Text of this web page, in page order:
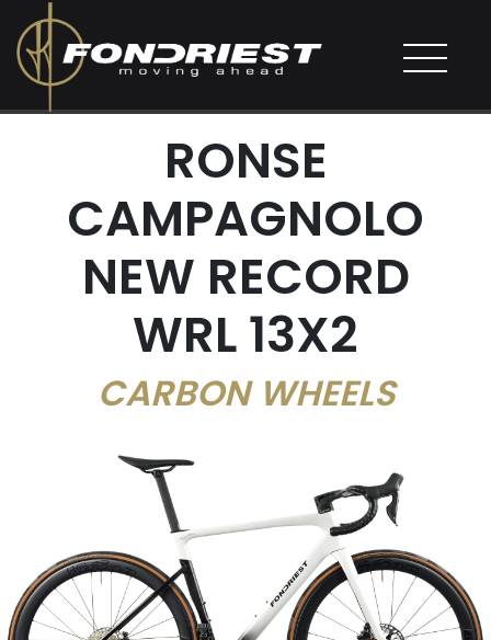
RONSE
CAMPAGNOLO
NEW RECORD
WRL 13X2
CARBON WHEELS